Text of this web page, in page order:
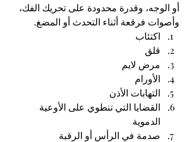
أو الوجه، وقدرة محدودة على تحريك الفك،
وأصوات فرقعة أثناء التحدث أو المضغ.
اكتئاب
قلق
مرض لايم
الأورام
التهابات الأذن
القضايا التي تنطوي على الأوعية
الدموية
صدمة في الرأس أو الرقبة